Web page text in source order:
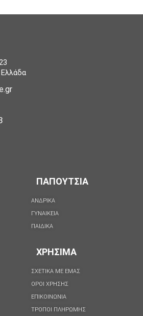
ΠΑΠΟΥΤΣΙΑ
ΑΝΔΡΙΚΑ
ΓΥΝΑΙΚΕΙΑ
ΠΑΙΔΙΚΑ
ΧΡΗΣΙΜΑ
ΣΧΕΤΙΚΑ ΜΕ ΕΜΑΣ
ΟΡΟΙ ΧΡΗΣΗΣ
ΕΠΙΚΟΙΝΩΝΙΑ
ΤΡΟΠΟΙ ΠΛΗΡΩΜΗΣ